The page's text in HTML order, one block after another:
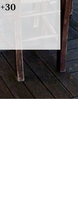
+30